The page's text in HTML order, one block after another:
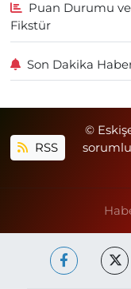
Puan Durumu ve
Fikstür
Son Dakika
RSS
©